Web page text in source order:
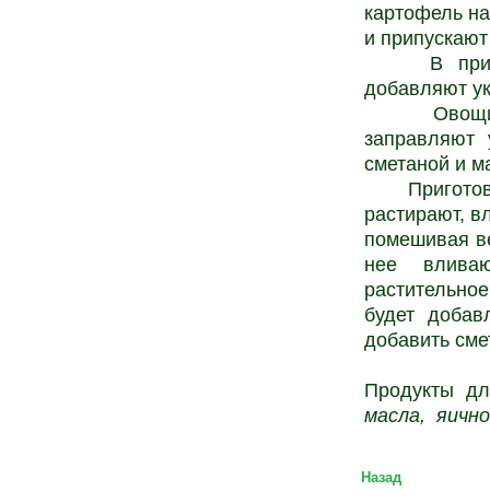
картофель
и
В
добавляют
Овощи,
заправляют
сметаной и
растирают,
помешивая
нее
будет
добавить
Продукты
масла,
Назад